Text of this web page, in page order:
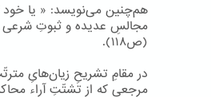
هم‌چنین می‌نویسد: « یا خود
مجالسِ عدیده و ثبوتِ شرعی و
(ص۱۱۸).
در مقامِ تشریحِ زیان‌هایِ
مرجعی که از تشتّتِ آراء